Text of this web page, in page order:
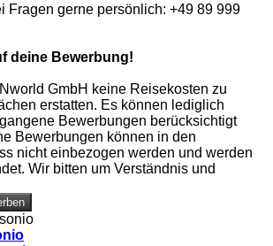
Fragen gerne persönlich: +49 89 999
deine Bewerbung!
GmbH keine Reisekosten zu
erstatten. Es können lediglich
Bewerbungen berücksichtigt
Bewerbungen können in den
nicht einbezogen werden und werden
Wir bitten um Verständnis und